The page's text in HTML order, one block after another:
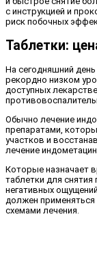
с инструкцией и
риск побочных
Таблетки:
На сегодняшний день
рекордно низком
доступных
Обычно лечение
препаратами,
участков и
лечение
Которые назначает
таблетки для снятия
негативных
должен
схемами лечения.